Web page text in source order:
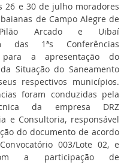
26 e 30 de julho moradores
de Campo Alegre de
Pilão Arcado e Uibaí
das 1ªs Conferências
para a apresentação do
Situação do Saneamento
respectivos municípios.
foram conduzidas pela
da empresa DRZ
e Consultoria, responsável
do documento de acordo
003/Lote 02, e
a participação de